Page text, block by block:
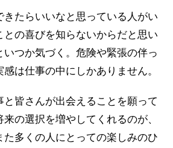
たらいいなと思っている人がい
との喜びを知らないからだと思い
いつか気づく。危険や緊張の伴っ
は仕事の中にしかありません。
皆さんが出会えることを願って
の選択を増やしてくれるのが、
多くの人にとっての楽しみのひ